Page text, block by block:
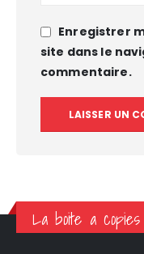
Enregistrer
site dans le
commentaire.
La boite a copies